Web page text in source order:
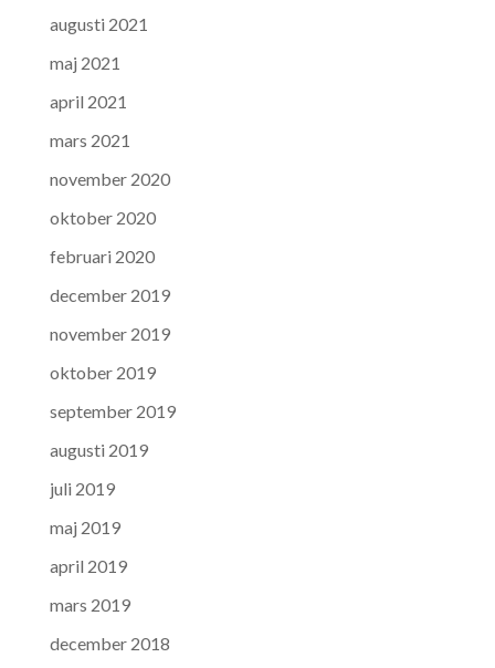
augusti 2021
maj 2021
april 2021
mars 2021
november 2020
oktober 2020
februari 2020
december 2019
november 2019
oktober 2019
september 2019
augusti 2019
juli 2019
maj 2019
april 2019
mars 2019
december 2018